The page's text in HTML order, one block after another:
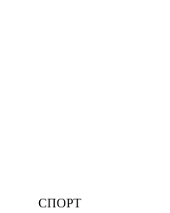
СПОРТ